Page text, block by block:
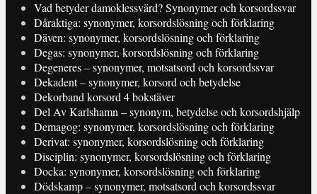
Vad betyder damoklessvärd? Synonymer och korsordssvar
Dåraktiga: synonymer, korsordslösning och förklaring
Däven: synonymer, korsordslösning och förklaring
Degas: synonymer, korsordslösning och förklaring
Degeneres – synonymer, motsatsord och korsordssvar
Dekadent – synonymer, korsord och betydelse
Dekorband korsord 4 bokstäver
Del Av Karlshamn – synonym, betydelse och korsordshjälp
Demagog: synonymer, korsordslösning och förklaring
Derivat: synonymer, korsordslösning och förklaring
Disciplin: synonymer, korsordslösning och förklaring
Docka: synonymer, korsordslösning och förklaring
Dödskamp – synonymer, motsatsord och korsordssvar